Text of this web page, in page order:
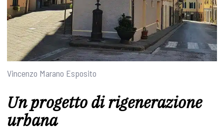
Vincenzo Marano Esposito
Un progetto di rigenerazione
urbana